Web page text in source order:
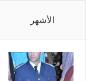
الأشهر